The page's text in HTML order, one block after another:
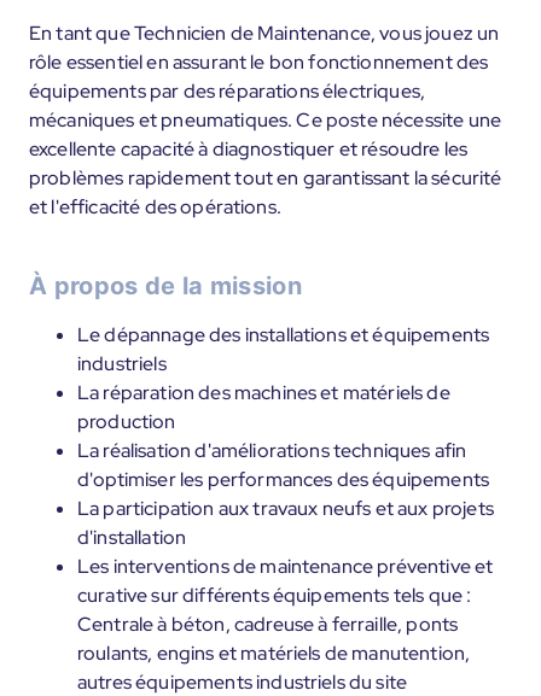
En tant que Technicien de Maintenance, vous jouez un
rôle essentiel en assurant le bon fonctionnement des
équipements par des réparations électriques,
mécaniques et pneumatiques. Ce poste nécessite une
excellente capacité à diagnostiquer et résoudre les
problèmes rapidement tout en garantissant la sécurité
et l'efficacité des opérations.
À propos de la mission
Le dépannage des installations et équipements
industriels
La réparation des machines et matériels de
production
La réalisation d'améliorations techniques afin
d'optimiser les performances des équipements
La participation aux travaux neufs et aux projets
d'installation
Les interventions de maintenance préventive et
curative sur différents équipements tels que :
Centrale à béton, cadreuse à ferraille, ponts
roulants, engins et matériels de manutention,
autres équipements industriels du site